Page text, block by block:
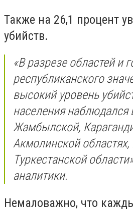
Также на 26,1 процент
убийств.
«В разрезе областей и
республиканского
высокий уровень
населения наблюдался
Жамбылской,
Акмолинской
Туркестанской
аналитики.
Немаловажно, что